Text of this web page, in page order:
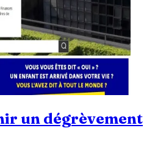
un dégrèvement